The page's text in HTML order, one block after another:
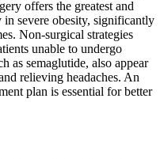
offers the greatest and
severe obesity, significantly
Non-surgical strategies
unable to undergo
as semaglutide, also appear
relieving headaches. An
plan is essential for better